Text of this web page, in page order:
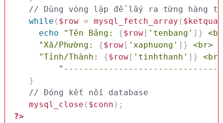
while ( $row = mysql_fetch_array ( $ketqua
echo
"Tên Bảng: {$row[ 'tenbang' ] }
"Xã/Phường: {$row[ 'xaphuong' ] } <br> "
"Tỉnh/Thành: {$row[ 'tinhthanh' ] }
"--------------------------------
}
// Đóng kết nối database
mysql_close ( $conn ) ;
?>